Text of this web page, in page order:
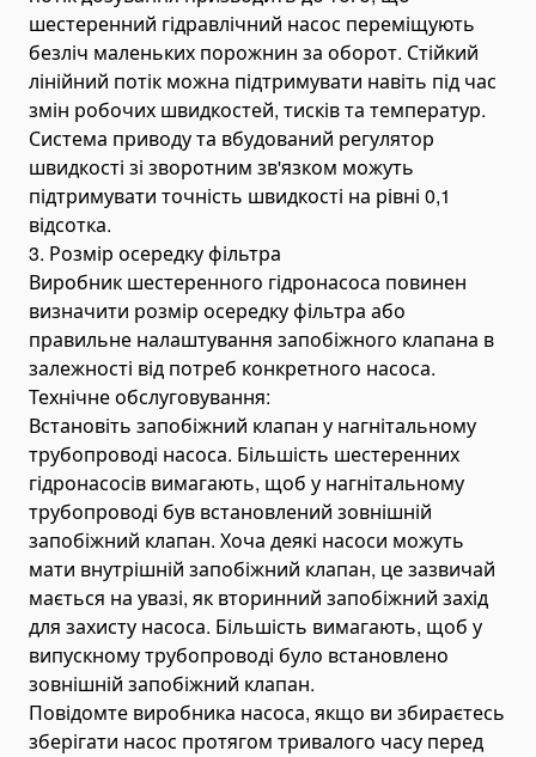
шестеренний гідравлічний насос переміщують
безліч маленьких порожнин за оборот. Стійкий
лінійний потік можна підтримувати навіть під час
змін робочих швидкостей, тисків та температур.
Система приводу та вбудований регулятор
швидкості зі зворотним зв'язком можуть
підтримувати точність швидкості на рівні 0,1
відсотка.
3. Розмір осередку фільтра
Виробник шестеренного гідронасоса повинен
визначити розмір осередку фільтра або
правильне налаштування запобіжного клапана в
залежності від потреб конкретного насоса.
Технічне обслуговування:
Встановіть запобіжний клапан у нагнітальному
трубопроводі насоса. Більшість шестеренних
гідронасосів вимагають, щоб у нагнітальному
трубопроводі був встановлений зовнішній
запобіжний клапан. Хоча деякі насоси можуть
мати внутрішній запобіжний клапан, це зазвичай
мається на увазі, як вторинний запобіжний захід
для захисту насоса. Більшість вимагають, щоб у
випускному трубопроводі було встановлено
зовнішній запобіжний клапан.
Повідомте виробника насоса, якщо ви збираєтесь
зберігати насос протягом тривалого часу перед